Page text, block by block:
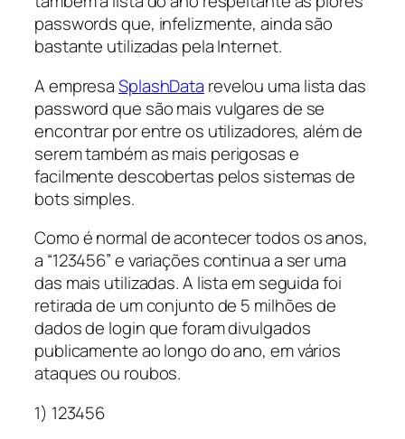
passwords que, infelizmente, ainda são
bastante utilizadas pela Internet.
A empresaSplashData revelou uma lista das
password que são mais vulgares de se
encontrar por entre os utilizadores, além de
serem também as mais perigosas e
facilmente descobertas pelos sistemas de
bots simples.
Como é normal de acontecer todos os anos,
a “123456” e variações continua a ser uma
das mais utilizadas. A lista em seguida foi
retirada de um conjunto de 5 milhões de
dados de login que foram divulgados
publicamente ao longo do ano, em vários
ataques ou roubos.
1) 123456